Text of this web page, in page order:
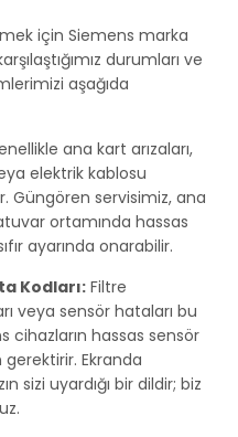
için Siemens marka
durumları ve
aşağıda
ana kart arızaları,
elektrik kablosu
Güngören servisimiz, ana
ortamında hassas
ayarında onarabilir.
Kodları: Filtre
veya sensör hataları bu
cihazların hassas sensör
gerektirir. Ekranda
sizi uyardığı bir dildir; biz